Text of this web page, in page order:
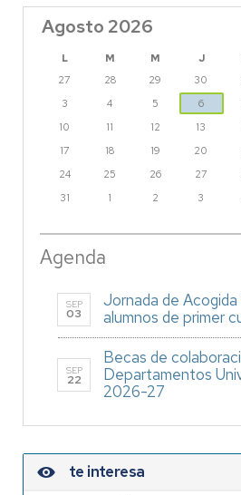
Agosto 2026
L M M J
27
28 29 30
3
4 5 6
10
11 12 13
17
18 19 20
24
25 26 27
31
1 2 3
Agenda
SEP
03
Jornada de
alumnos de primer
SEP
22
Becas de
Departamentos
2026-27
te interesa